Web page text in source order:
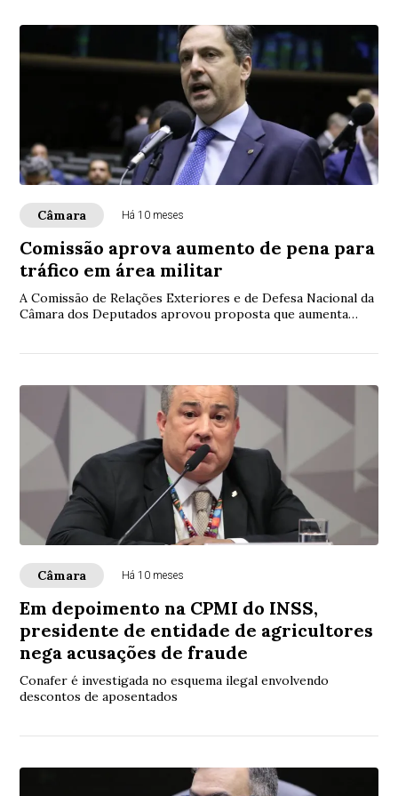
Câmara Há 10 meses
Comissão aprova aumento de pena para
tráfico em área militar
A Comissão de Relações Exteriores e de Defesa Nacional da
Câmara dos Deputados aprovou proposta que aumenta
Câmara Há 10 meses
Em depoimento na CPMI do INSS,
presidente de entidade de agricultores
nega acusações de fraude
Conafer é investigada no esquema ilegal envolvendo
descontos de aposentados